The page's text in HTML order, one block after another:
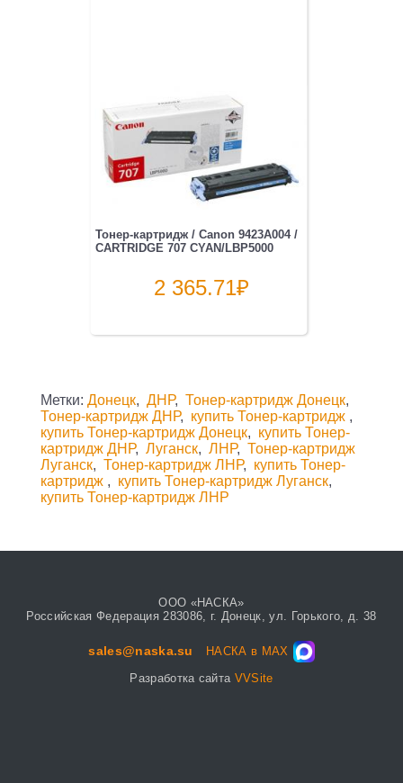
Тонер-картридж / Canon 9423A004 /
CARTRIDGE 707 CYAN/LBP5000
2 365.71₽
Метки: Донецк, ДНР, Тонер-картридж Донецк,
Тонер-картридж ДНР, купить Тонер-картридж ,
купить Тонер-картридж Донецк, купить Тонер-
картридж ДНР, Луганск, ЛНР, Тонер-картридж
Луганск, Тонер-картридж ЛНР, купить Тонер-
картридж , купить Тонер-картридж Луганск,
купить Тонер-картридж ЛНР
ООО «НАСКА»
Российская Федерация 283086, г. Донецк, ул. Горького, д. 38
sales@naska.su
НАСКА в MAX
Разработка сайта VVSite